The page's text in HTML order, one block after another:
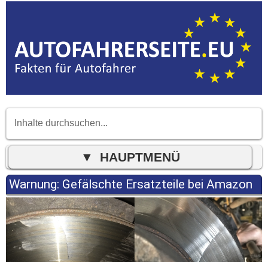
Warnung: Gefälschte Ersatzteile bei Amazon